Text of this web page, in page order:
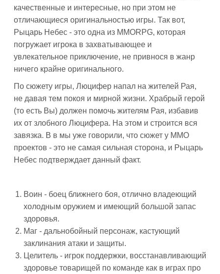
качественные и интересные, но при этом не
отличающиеся оригинальностью игры. Так вот,
Рыцарь Небес - это одна из MMORPG, которая
погружает игрока в захватывающее и
увлекательное приключение, не привнося в жанр
ничего крайне оригинального.
По сюжету игры, Люцифер напал на жителей Рая,
не давая тем покоя и мирной жизни. Храбрый герой
(то есть Вы) должен помочь жителям Рая, избавив
их от злобного Люцифера. На этом и строится вся
завязка. В в мы уже говорили, что сюжет у MMO
проектов - это не самая сильная сторона, и Рыцарь
Небес подтверждает данный факт.
Воин - боец ближнего боя, отлично владеющий
холодным оружием и имеющий большой запас
здоровья.
Маг - дальнобойный персонаж, кастующий
заклинания атаки и защиты.
Целитель - игрок поддержки, восстанавливающий
здоровье товарищей по команде как в играх про